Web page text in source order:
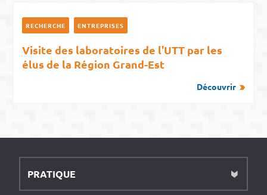
RECHERCHE ENTREPRISES
Visite des laboratoires de l'UTT par les
élus de la Région Grand-Est
Découvrir
PRATIQUE